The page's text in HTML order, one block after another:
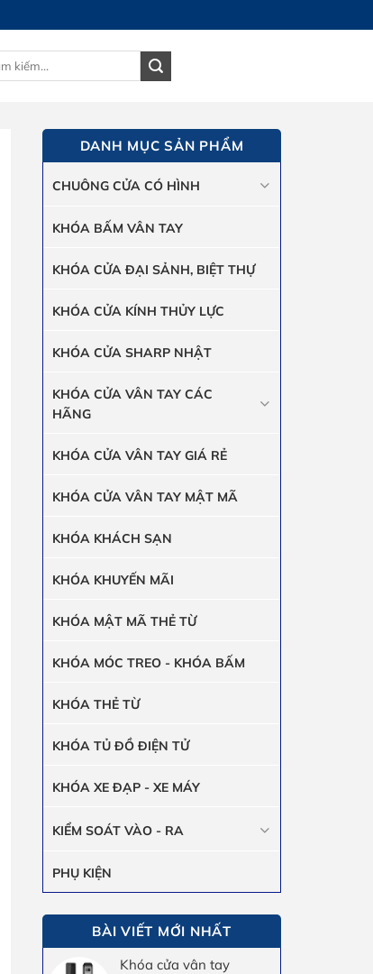
DANH MỤC SẢN PHẨM
CHUÔNG CỬA CÓ HÌNH
KHÓA BẤM VÂN TAY
KHÓA CỬA ĐẠI SẢNH, BIỆT THỰ
KHÓA CỬA KÍNH THỦY LỰC
KHÓA CỬA SHARP NHẬT
KHÓA CỬA VÂN TAY CÁC
HÃNG
KHÓA CỬA VÂN TAY GIÁ RẺ
KHÓA CỬA VÂN TAY MẬT MÃ
KHÓA KHÁCH SẠN
KHÓA KHUYẾN MÃI
KHÓA MẬT MÃ THẺ TỪ
KHÓA MÓC TREO - KHÓA BẤM
KHÓA THẺ TỪ
KHÓA TỦ ĐỒ ĐIỆN TỬ
KHÓA XE ĐẠP - XE MÁY
KIỂM SOÁT VÀO - RA
PHỤ KIỆN
BÀI VIẾT MỚI NHẤT
Khóa cửa vân tay